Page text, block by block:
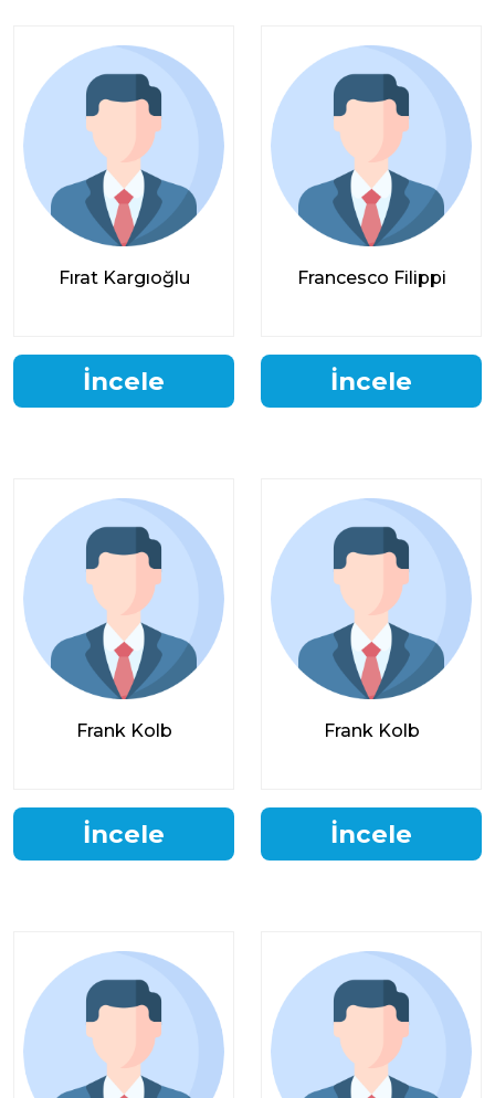
Fırat Kargıoğlu
İncele
Francesco Filippi
İncele
Frank Kolb
İncele
Frank Kolb
İncele